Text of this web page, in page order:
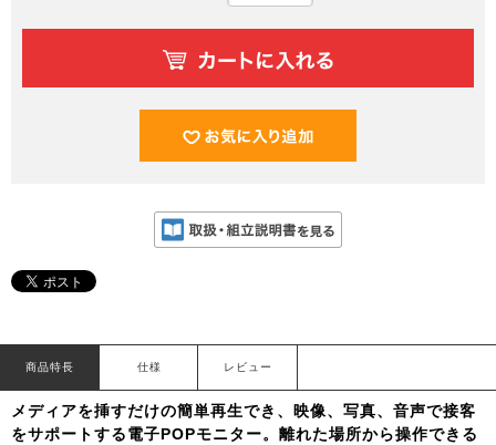
商品特長 仕様 レビュー
メディアを挿すだけの簡単再生でき、映像、写真、音声で接客
をサポートする電子POPモニター。離れた場所から操作できる